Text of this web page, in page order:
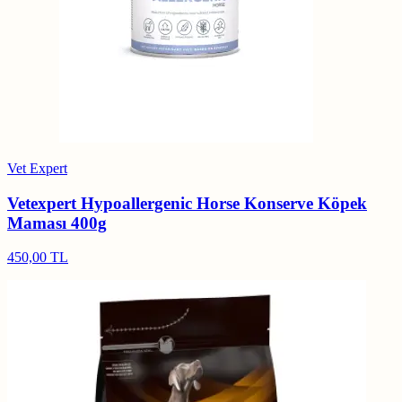
Vet Expert
Vetexpert Hypoallergenic Horse Konserve Köpek
Maması 400g
450,00 TL